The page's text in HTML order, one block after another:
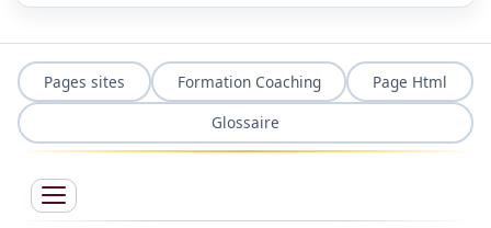
Pages sites Formation Coaching
Page Html
Glossaire